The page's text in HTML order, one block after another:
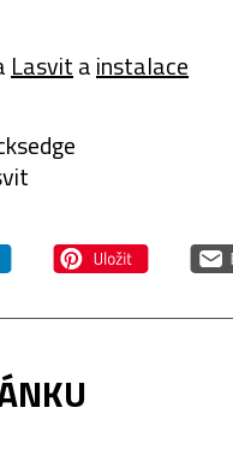
či kasinech.
Lasvitainstalace